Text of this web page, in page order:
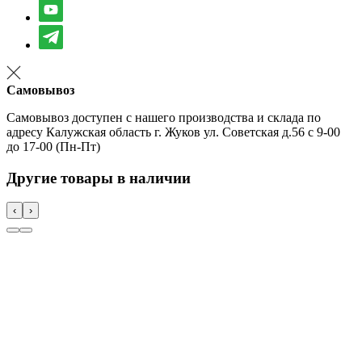
Самовывоз
Самовывоз доступен с нашего производства и склада по
адресу Калужская область г. Жуков ул. Советская д.56 с 9-00
до 17-00 (Пн-Пт)
Другие товары в наличии
‹ ›